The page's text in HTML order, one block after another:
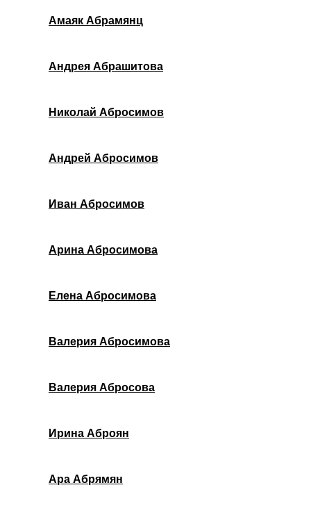
Амаяк Абрамянц
Андрея Абрашитова
Николай Абросимов
Андрей Абросимов
Иван Абросимов
Арина Абросимова
Елена Абросимова
Валерия Абросимова
Валерия Абросова
Ирина Аброян
Ара Абрямян